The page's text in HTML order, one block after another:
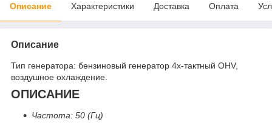
Описание Характеристики Доставка Оплата
Описание
Тип генератора: бензиновый генератор 4х-тактный OHV,
воздушное охлаждение.
ОПИСАНИЕ
Частота: 50 (Гц)